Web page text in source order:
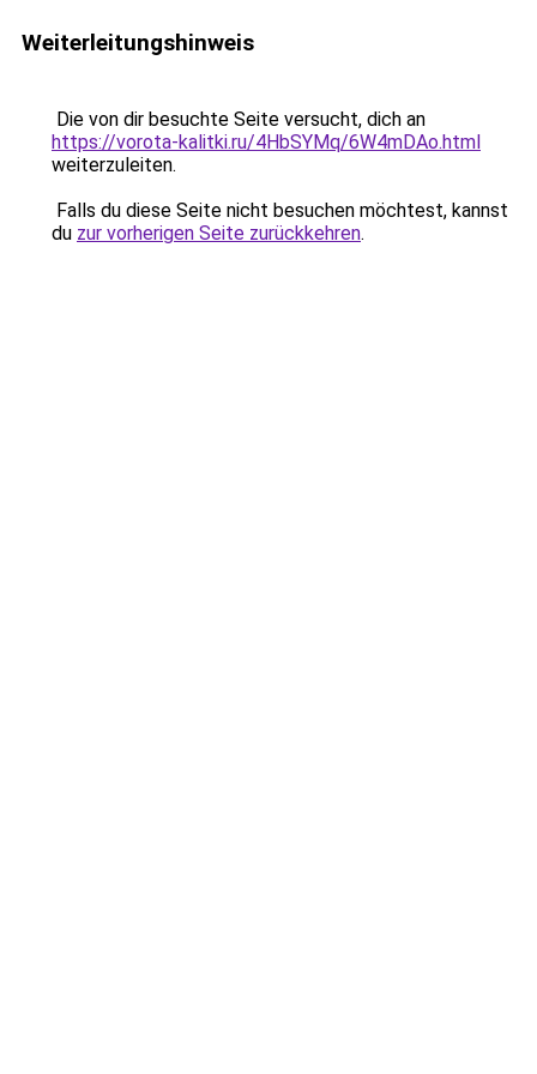
Weiterleitungshinweis
Die von dir besuchte Seite versucht, dich an
https://vorota-kalitki.ru/4HbSYMq/6W4mDAo.html
weiterzuleiten.
Falls du diese Seite nicht besuchen möchtest, kannst
du zur vorherigen Seite zurückkehren.